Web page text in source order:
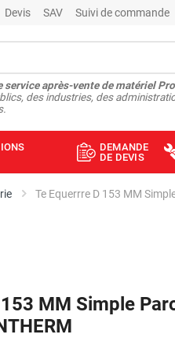
Devis SAV Suivi de commande
service après-vente de matériel
des industries, des
DEMANDE
DE DEVIS
MM Simple